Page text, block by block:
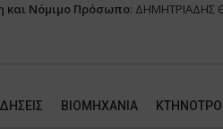
και Νόμιμο Πρόσωπο: ΔΗΜΗΤΡΙΑΔΗΣ
ΒΙΟΜΗΧΑΝΙΑ